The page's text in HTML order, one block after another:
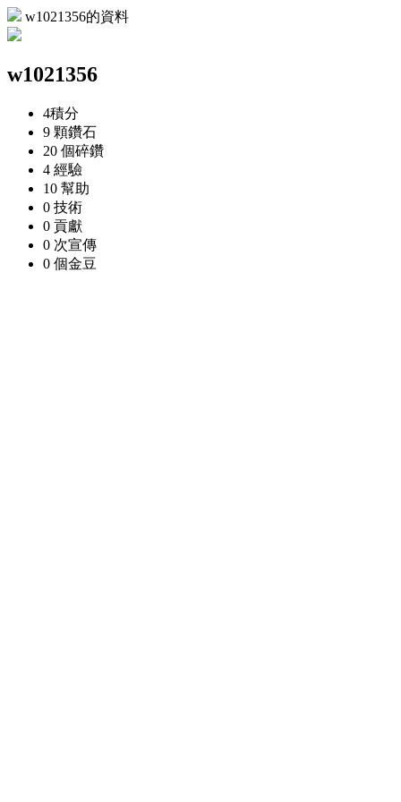
w1021356的資料
w1021356
4積分
9 顆鑽石
20 個碎鑽
4 經驗
10 幫助
0 技術
0 貢獻
0 次宣傳
0 個金豆